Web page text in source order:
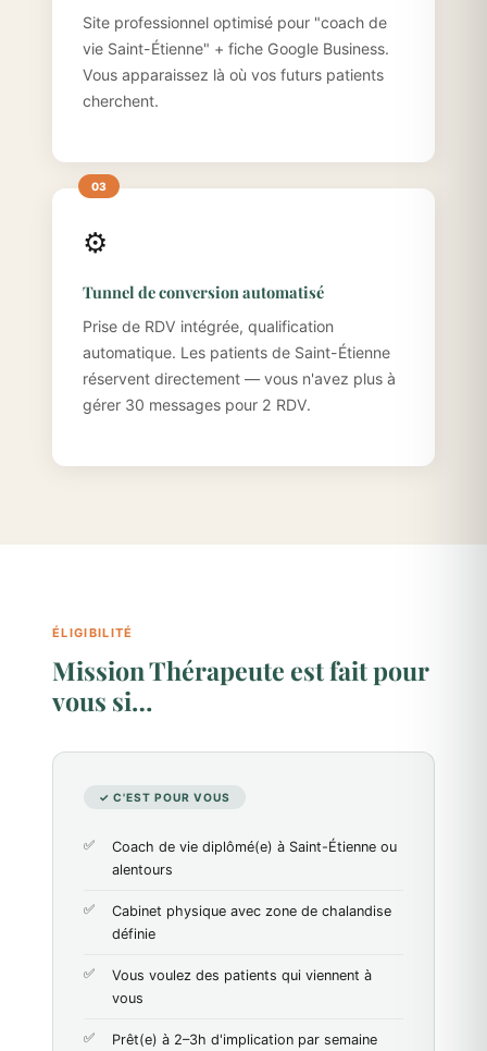
Site professionnel optimisé pour "coach de
vie Saint-Étienne" + fiche Google Business.
Vous apparaissez là où vos futurs patients
cherchent.
⚙️
Tunnel de conversion automatisé
Prise de RDV intégrée, qualification
automatique. Les patients de Saint-Étienne
réservent directement — vous n'avez plus à
gérer 30 messages pour 2 RDV.
ÉLIGIBILITÉ
Mission Thérapeute est fait pour
vous si…
✓ C'EST POUR VOUS
Coach de vie diplômé(e) à Saint-Étienne ou
alentours
Cabinet physique avec zone de chalandise
définie
Vous voulez des patients qui viennent à
vous
Prêt(e) à 2–3h d'implication par semaine